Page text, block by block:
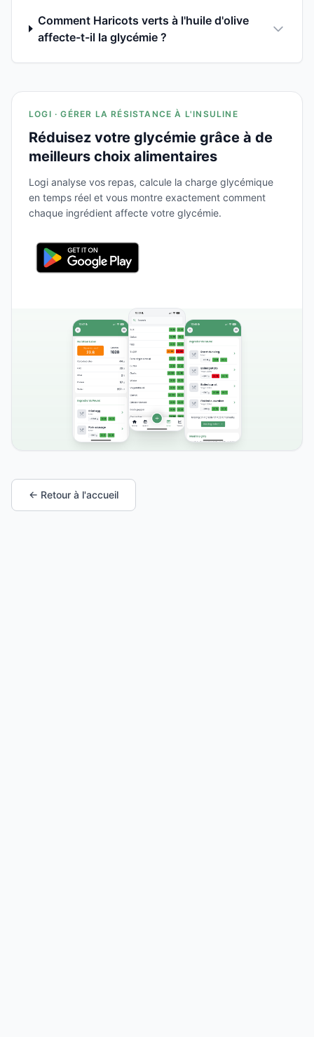
Comment Haricots verts à l'huile d'olive
affecte-t-il la glycémie ?
LOGI · GÉRER LA RÉSISTANCE À L'INSULINE
Réduisez votre glycémie grâce à de
meilleurs choix alimentaires
Logi analyse vos repas, calcule la charge glycémique
en temps réel et vous montre exactement comment
chaque ingrédient affecte votre glycémie.
← Retour à l'accueil